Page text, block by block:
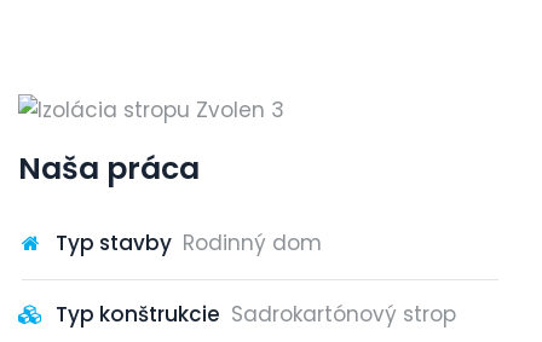
Naša práca
Typ stavby Rodinný dom
Typ konštrukcie Sadrokartónový strop